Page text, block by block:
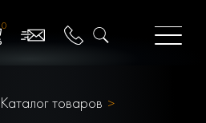
0
Каталог товаров